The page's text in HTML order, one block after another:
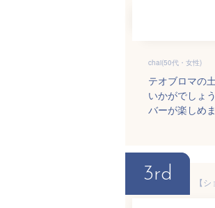
chai(50代・女性)
テオブロマの
いかがでしょ
バーが楽しめま
3rd